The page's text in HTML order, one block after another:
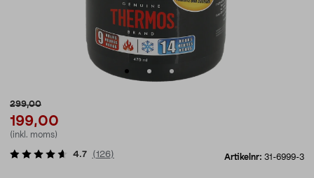
299,00
199,00
(inkl. moms)
Artikelnr: 31-6999-3
4.7 (126)